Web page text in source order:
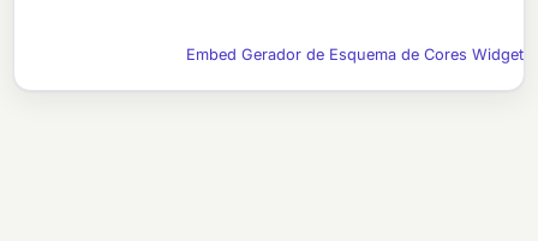
Embed Gerador de Esquema de Cores Widget